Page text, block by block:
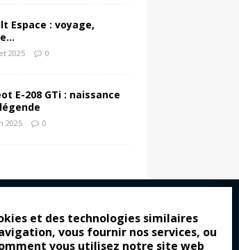
et des technologies similaires
vous fournir nos services, ou
vous utilisez notre site web
Espace : voyage,
2025 0
E-208 GTi : naissance
2025 0
vrais